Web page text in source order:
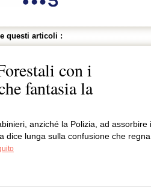
questi articoli :
con i
fantasia la
anziché la Polizia, ad assorbire
dice lunga sulla confusione che regna